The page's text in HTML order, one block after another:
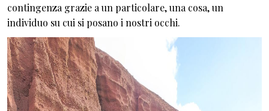
contingenza grazie a un particolare, una cosa, un
individuo su cui si posano i nostri occhi.